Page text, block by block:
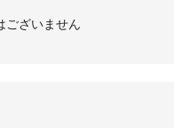
ございません